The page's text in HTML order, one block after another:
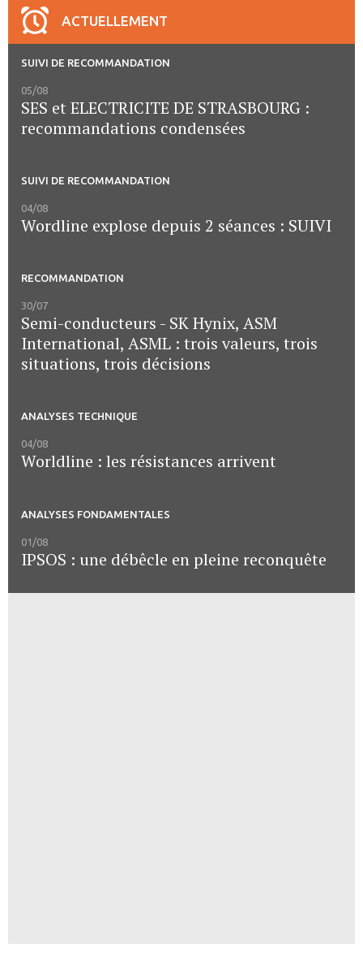
ACTUELLEMENT
SUIVI DE RECOMMANDATION
05/08
SES et ELECTRICITE DE STRASBOURG :
recommandations condensées
SUIVI DE RECOMMANDATION
04/08
Wordline explose depuis 2 séances : SUIVI
RECOMMANDATION
30/07
Semi-conducteurs - SK Hynix, ASM
International, ASML : trois valeurs, trois
situations, trois décisions
ANALYSES TECHNIQUE
04/08
Worldline : les résistances arrivent
ANALYSES FONDAMENTALES
01/08
IPSOS : une débêcle en pleine reconquête